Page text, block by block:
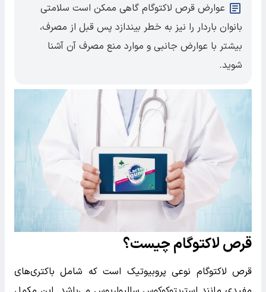
عوارض قرص لاکتوگام گاهی ممکن است سلامتی
بانوان باردار را نیز به خطر بیندازد پس قبل از مصرف،
بیشتر با عوارض جانبی و موارد منع مصرف آن آشنا
شوید.
قرص لاکتوگام چیست؟
قرص لاکتوگام نوعی پروبیوتیک است که شامل باکتری‌های